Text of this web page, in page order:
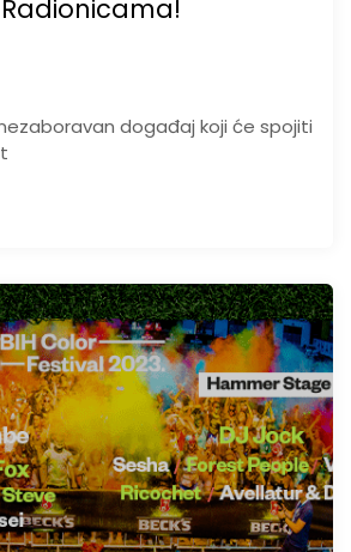
događaj koji će spojiti